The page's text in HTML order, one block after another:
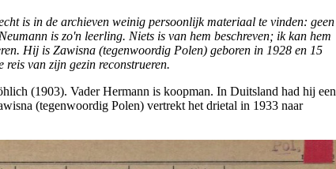
is in de archieven weinig persoonlijk materiaal te vinden: geen
is zo'n leerling. Niets is van hem beschreven; ik kan hem
Hij is Zawisna (tegenwoordig Polen) geboren in 1928 en 15
reis van zijn gezin reconstrueren.
(1903). Vader Hermann is koopman. In Duitsland had hij een
(tegenwoordig Polen) vertrekt het drietal in 1933 naar